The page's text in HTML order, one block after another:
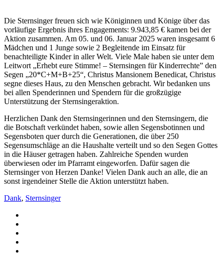
Die Sternsinger freuen sich wie Königinnen und Könige über das
vorläufige Ergebnis ihres Engagements: 9.943,85 € kamen bei der
Aktion zusammen. Am 05. und 06. Januar 2025 waren insgesamt 6
Mädchen und 1 Junge sowie 2 Begleitende im Einsatz für
benachteiligte Kinder in aller Welt. Viele Male haben sie unter dem
Leitwort „Erhebt eure Stimme! – Sternsingen für Kinderrechte” den
Segen „20*C+M+B+25“, Christus Mansionem Benedicat, Christus
segne dieses Haus, zu den Menschen gebracht. Wir bedanken uns
bei allen Spenderinnen und Spendern für die großzügige
Unterstützung der Sternsingeraktion.
Herzlichen Dank den Sternsingerinnen und den Sternsingern, die
die Botschaft verkündet haben, sowie allen Segensbotinnen und
Segensboten quer durch die Generationen, die über 250
Segensumschläge an die Haushalte verteilt und so den Segen Gottes
in die Häuser getragen haben. Zahlreiche Spenden wurden
überwiesen oder im Pfarramt eingeworfen. Dafür sagen die
Sternsinger von Herzen Danke! Vielen Dank auch an alle, die an
sonst irgendeiner Stelle die Aktion unterstützt haben.
Dank, Sternsinger